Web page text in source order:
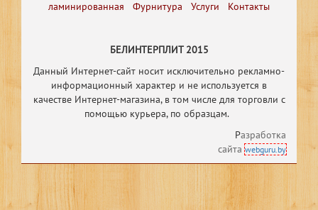
ламинированная
Фурнитура Услуги Контакты
БЕЛИНТЕРПЛИТ 2015
Данный Интернет-сайт носит исключительно рекламно-
информационный характер и не используется в
качестве Интернет-магазина, в том числе для торговли с
помощью курьера, по образцам.
Разработка
сайтаwebguru.by